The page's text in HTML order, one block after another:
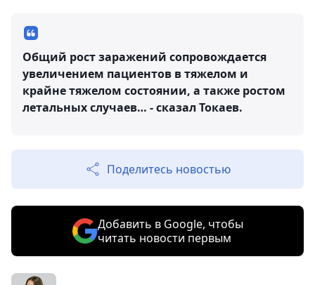
Общий рост заражений сопровождается
увеличением пациентов в тяжелом и
крайне тяжелом состоянии, а также ростом
летальных случаев… - сказал Токаев.
Поделитесь новостью
Добавить в Google, чтобы
читать новости первым